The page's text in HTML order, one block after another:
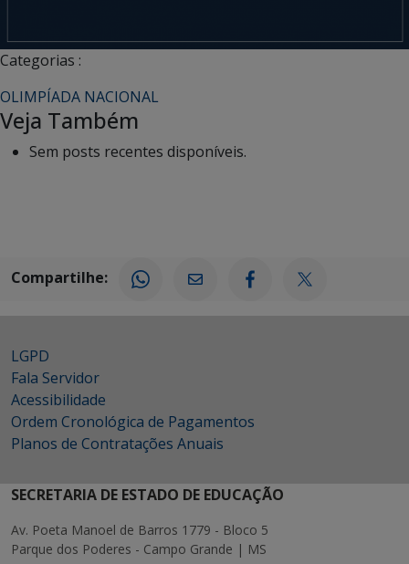
Categorias :
OLIMPÍADA NACIONAL
Veja Também
Sem posts recentes disponíveis.
Compartilhe:
LGPD
Fala Servidor
Acessibilidade
Ordem Cronológica de Pagamentos
Planos de Contratações Anuais
SECRETARIA DE ESTADO DE EDUCAÇÃO
Av. Poeta Manoel de Barros 1779 - Bloco 5
Parque dos Poderes - Campo Grande | MS